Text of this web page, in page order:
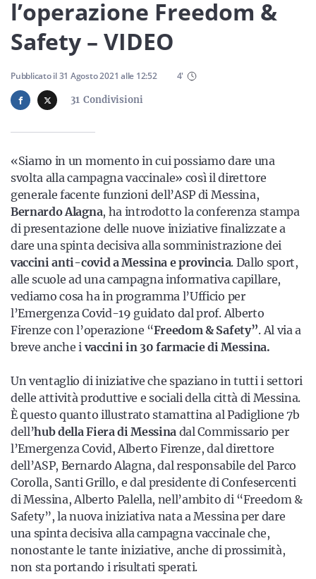
Servizi
Resta sempre aggiornato con le ultime news, iscriviti alla
Iscriviti
l’operazione Freedom &
Safety – VIDEO
31 Condivisioni
Pubblicato il31 Agosto 2021 alle 12:52 4'
«Siamo in un momento in cui possiamo dare una
svolta alla campagna vaccinale» così il direttore
generale facente funzioni dell’ASP di Messina,
Bernardo Alagna, ha introdotto la conferenza stampa
di presentazione delle nuove iniziative finalizzate a
dare una spinta decisiva alla somministrazione dei
vaccini anti-covid a Messina e provincia. Dallo sport,
alle scuole ad una campagna informativa capillare,
vediamo cosa ha in programma l’Ufficio per
l’Emergenza Covid-19 guidato dal prof. Alberto
Firenze con l’operazione “Freedom & Safety”. Al via a
breve anche ivaccini in 30 farmacie di Messina.
Un ventaglio di iniziative che spaziano in tutti i settori
delle attività produttive e sociali della città di Messina.
È questo quanto illustrato stamattina al Padiglione 7b
dell’hub della Fiera di Messina dal Commissario per
l’Emergenza Covid, Alberto Firenze, dal direttore
dell’ASP, Bernardo Alagna, dal responsabile del Parco
Corolla, Santi Grillo, e dal presidente di Confesercenti
di Messina, Alberto Palella, nell’ambito di “Freedom &
Safety”, la nuova iniziativa nata a Messina per dare
una spinta decisiva alla campagna vaccinale che,
nonostante le tante iniziative, anche di prossimità,
non sta portando i risultati sperati.